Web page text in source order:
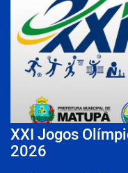
XXI Jogos
2026